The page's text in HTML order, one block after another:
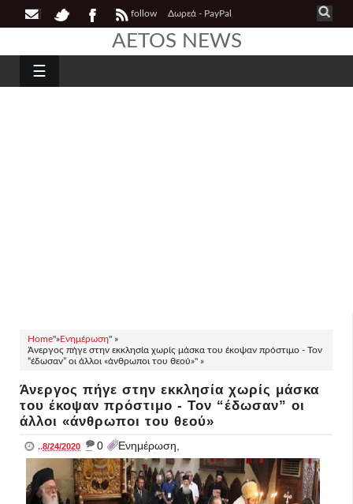
follow Δωρεά - PayPal
AETOS NEWS
☰
Home"»Ενημέρωση" »
Άνεργος πήγε στην εκκλησία χωρίς μάσκα του έκοψαν πρόστιμο - Τον
“έδωσαν” οι άλλοι «άνθρωποι του θεού»" »
Άνεργος πήγε στην εκκλησία χωρίς μάσκα
του έκοψαν πρόστιμο - Τον “έδωσαν” οι
άλλοι «άνθρωποι του θεού»
..8/24/2020 _ 0 Ενημέρωση,